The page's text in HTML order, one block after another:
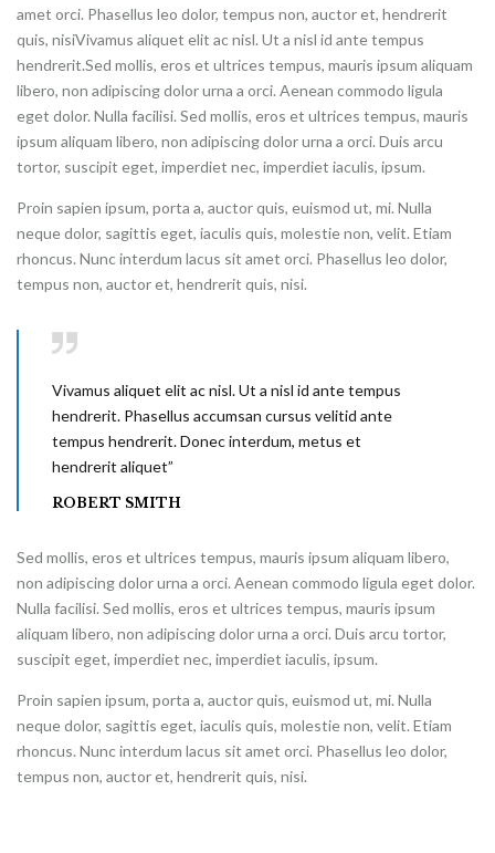
amet orci. Phasellus leo dolor, tempus non, auctor et, hendrerit
quis, nisiVivamus aliquet elit ac nisl. Ut a nisl id ante tempus
hendrerit.Sed mollis, eros et ultrices tempus, mauris ipsum aliquam
libero, non adipiscing dolor urna a orci. Aenean commodo ligula
eget dolor. Nulla facilisi. Sed mollis, eros et ultrices tempus, mauris
ipsum aliquam libero, non adipiscing dolor urna a orci. Duis arcu
tortor, suscipit eget, imperdiet nec, imperdiet iaculis, ipsum.
Proin sapien ipsum, porta a, auctor quis, euismod ut, mi. Nulla
neque dolor, sagittis eget, iaculis quis, molestie non, velit. Etiam
rhoncus. Nunc interdum lacus sit amet orci. Phasellus leo dolor,
tempus non, auctor et, hendrerit quis, nisi.
Vivamus aliquet elit ac nisl. Ut a nisl id ante tempus
hendrerit. Phasellus accumsan cursus velitid ante
tempus hendrerit. Donec interdum, metus et
hendrerit aliquet”
ROBERT SMITH
Sed mollis, eros et ultrices tempus, mauris ipsum aliquam libero,
non adipiscing dolor urna a orci. Aenean commodo ligula eget dolor.
Nulla facilisi. Sed mollis, eros et ultrices tempus, mauris ipsum
aliquam libero, non adipiscing dolor urna a orci. Duis arcu tortor,
suscipit eget, imperdiet nec, imperdiet iaculis, ipsum.
Proin sapien ipsum, porta a, auctor quis, euismod ut, mi. Nulla
neque dolor, sagittis eget, iaculis quis, molestie non, velit. Etiam
rhoncus. Nunc interdum lacus sit amet orci. Phasellus leo dolor,
tempus non, auctor et, hendrerit quis, nisi.